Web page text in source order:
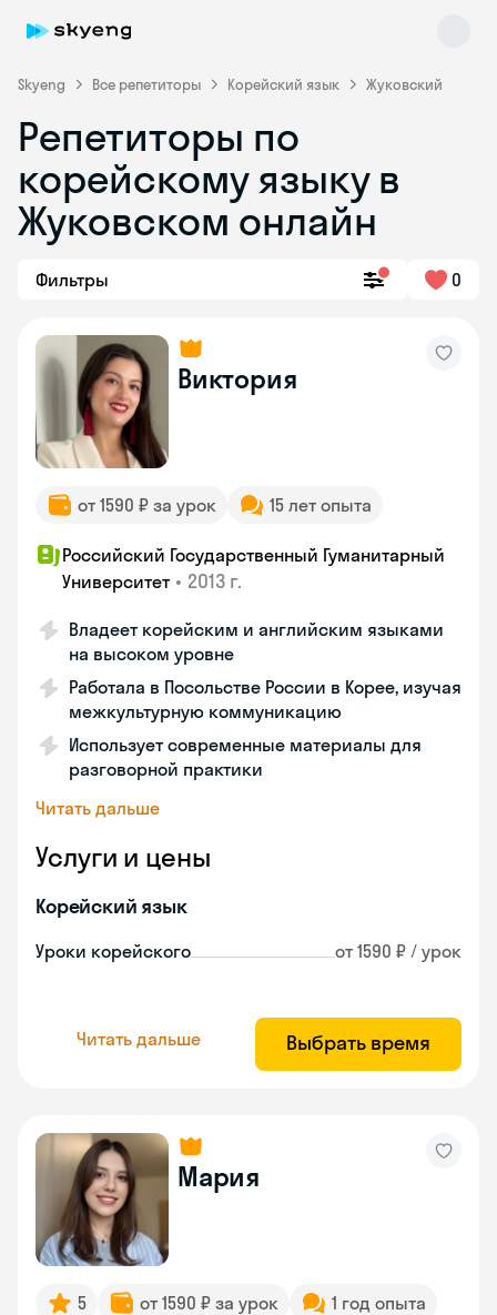
Skyeng Все репетиторы Корейский язык Жуковский
Репетиторы по
корейскому языку в
Жуковском онлайн
Фильтры 0
Виктория
от 1590 ₽ за урок 15 лет опыта
Российский Государственный Гуманитарный
Университет • 2013 г.
Владеет корейским и английским языками
на высоком уровне
Работала в Посольстве России в Корее, изучая
межкультурную коммуникацию
Использует современные материалы для
разговорной практики
Читать дальше
Услуги и цены
Корейский язык
Уроки корейского от 1590 ₽ / урок
Читать дальше Выбрать время
Мария
5 от 1590 ₽ за урок
1 год опыта
Skyeng Chat